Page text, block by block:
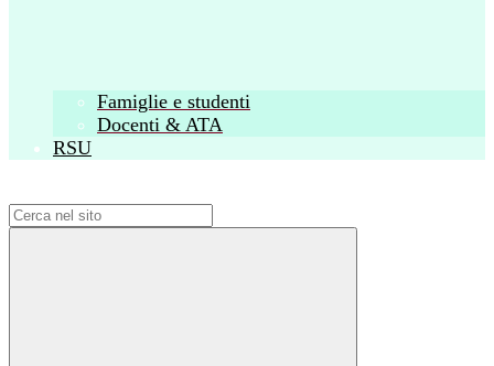
Famiglie e studenti
Docenti & ATA
RSU